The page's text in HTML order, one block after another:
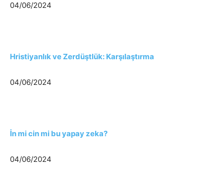
04/06/2024
Hristiyanlık ve Zerdüştlük: Karşılaştırma
04/06/2024
İn mi cin mi bu yapay zeka?
04/06/2024